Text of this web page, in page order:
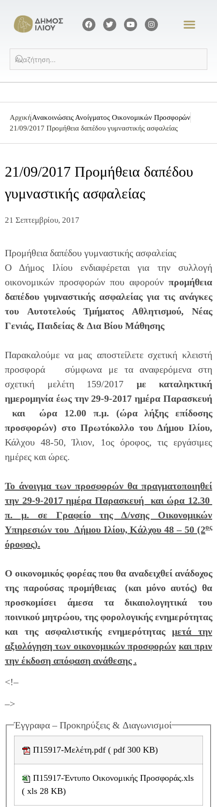
ΑρχικήΑνακοινώσεις Ανοίγματος Οικονομικών Προσφορών
21/09/2017 Προμήθεια δαπέδου γυμναστικής ασφαλείας
21/09/2017 Προμήθεια δαπέδου
γυμναστικής ασφαλείας
21 Σεπτεμβρίου, 2017
Προμήθεια δαπέδου γυμναστικής ασφαλείας
Ο Δήμος Ιλίου ενδιαφέρεται για την συλλογή
οικονομικών προσφορών που αφορούν προμήθεια
δαπέδου γυμναστικής ασφαλείας για τις ανάγκες
του Αυτοτελούς Τμήματος Αθλητισμού, Νέας
Γενιάς, Παιδείας & Δια Βίου Μάθησης
Παρακαλούμε να μας αποστείλετε σχετική κλειστή
προσφορά σύμφωνα με τα αναφερόμενα στη
σχετική μελέτη 159/2017 με καταληκτική
ημερομηνία έως την 29-9-2017 ημέρα Παρασκευή
και ώρα 12.00 π.μ.
(ώρα λήξης επίδοσης
προσφορών) στο Πρωτόκολλο του Δήμου Ιλίου,
Κάλχου 48-50, Ίλιον, 1ος όροφος, τις εργάσιμες
ημέρες και ώρες.
Το άνοιγμα των προσφορών θα πραγματοποιηθεί
την 29-9-2017 ημέρα Παρασκευή και ώρα 12.30
π. μ. σε Γραφείο της Δ/νσης Οικονομικών
Υπηρεσιών του Δήμου Ιλίου, Κάλχου 48 – 50 (2ος
όροφος).
Ο οικονομικός φορέας που θα αναδειχθεί ανάδοχος
της παρούσας προμήθειας (και μόνο αυτός) θα
προσκομίσει άμεσα τα δικαιολογητικά του
ποινικού μητρώου, της φορολογικής ενημερότητας
και της ασφαλιστικής ενημερότητας
μετά την
αξιολόγηση των οικονομικών προσφορών και πριν
την έκδοση απόφαση ανάθεσης .
<!–
–>
Έγγραφα – Προκηρύξεις & Διαγωνισμοί
Π15917-Μελέτη.pdf ( pdf 300 KB)
( xls 28 KB)